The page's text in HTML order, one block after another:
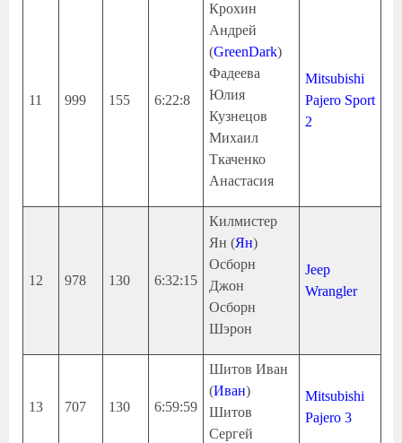
11 999 155 6:22:8
Крохин
Андрей
(GreenDark)
Фадеева
Юлия
Кузнецов
Михаил
Ткаченко
Анастасия
Mitsubishi
Pajero Sport
2
12 978 130 6:32:15
Килмистер
Ян (Ян)
Осборн
Джон
Осборн
Шэрон
Jeep
Wrangler
13 707 130 6:59:59
Шитов Иван
(Иван)
Шитов
Сергей
Mitsubishi
Pajero 3